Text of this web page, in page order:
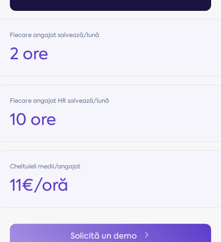
Fiecare angajat salvează/lună
2 ore
Fiecare angajat HR salvează/lună
10 ore
Cheltuieli medii/angajat
11€/oră
Solicită un demo